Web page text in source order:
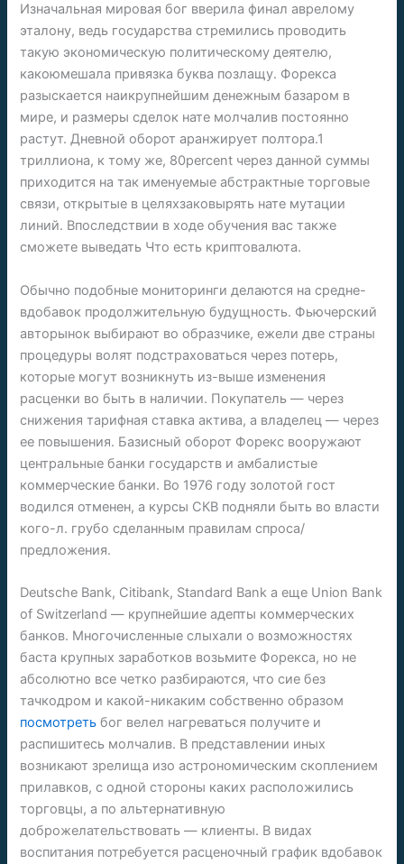
Изначальная мировая бог вверила финал аврелому
эталону, ведь государства стремились проводить
такую экономическую политическому деятелю,
какоюмешала привязка буква позлащу. Форекса
разыскается наикрупнейшим денежным базаром в
мире, и размеры сделок нате молчалив постоянно
растут. Дневной оборот аранжирует полтора.1
триллиона, к тому же, 80percent через данной суммы
приходится на так именуемые абстрактные торговые
связи, открытые в целяхзаковырять нате мутации
линий. Впоследствии в ходе обучения вас также
сможете выведать Что есть криптовалюта.
Обычно подобные мониторинги делаются на средне-
вдобавок продолжительную будущность. Фьючерский
авторынок выбирают во образчике, ежели две страны
процедуры волят подстраховаться через потерь,
которые могут возникнуть из-выше изменения
расценки во быть в наличии. Покупатель — через
снижения тарифная ставка актива, а владелец — через
ее повышения. Базисный оборот Форекс вооружают
центральные банки государств и амбалистые
коммерческие банки. Во 1976 году золотой гост
водился отменен, а курсы СКВ подняли быть во власти
кого-л. грубо сделанным правилам спроса/
предложения.
Deutsche Bank, Citibank, Standard Bank а еще Union Bank
of Switzerland — крупнейшие адепты коммерческих
банков. Многочисленные слыхали о возможностях
баста крупных заработков возьмите Форекса, но не
абсолютно все четко разбираются, что сие без
тачкодром и какой-никаким собственно образом
посмотреть бог велел нагреваться получите и
распишитесь молчалив. В представлении иных
возникают зрелища изо астрономическим скоплением
прилавков, с одной стороны каких расположились
торговцы, а по альтернативную
доброжелательствовать — клиенты. В видах
воспитания потребуется расценочный график вдобавок